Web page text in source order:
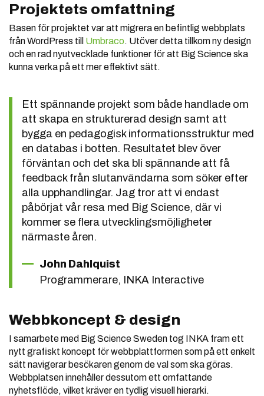
Projektets omfattning
Basen för projektet var att migrera en befintlig webbplats
från WordPress till Umbraco. Utöver detta tillkom ny design
och en rad nyutvecklade funktioner för att Big Science ska
kunna verka på ett mer effektivt sätt.
Ett spännande projekt som både handlade om
att skapa en strukturerad design samt att
bygga en pedagogisk informationsstruktur med
en databas i botten. Resultatet blev över
förväntan och det ska bli spännande att få
feedback från slutanvändarna som söker efter
alla upphandlingar. Jag tror att vi endast
påbörjat vår resa med Big Science, där vi
kommer se flera utvecklingsmöjligheter
närmaste åren.
John Dahlquist
Programmerare, INKA Interactive
Webbkoncept & design
I samarbete med Big Science Sweden tog INKA fram ett
nytt grafiskt koncept för webbplattformen som på ett enkelt
sätt navigerar besökaren genom de val som ska göras.
Webbplatsen innehåller dessutom ett omfattande
nyhetsflöde, vilket kräver en tydlig visuell hierarki.